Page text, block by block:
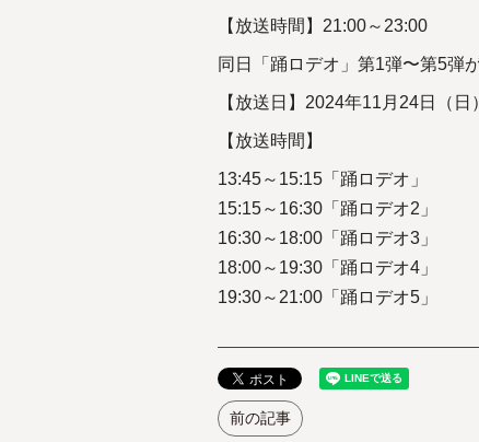
【放送時間】21:00～23:00
同日「踊ロデオ」第1弾〜第5弾
【放送日】2024年11月24日（日）
【放送時間】
13:45～15:15「踊ロデオ」
15:15～16:30「踊ロデオ2」
16:30～18:00「踊ロデオ3」
18:00～19:30「踊ロデオ4」
19:30～21:00「踊ロデオ5」
前の記事